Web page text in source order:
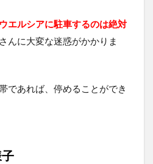
エルシアに駐車するのは絶対
んに大変な迷惑がかかりま
であれば、停めることができ